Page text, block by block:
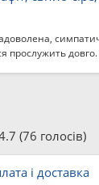
прослужить довго.
(76 голосів)
і доставка